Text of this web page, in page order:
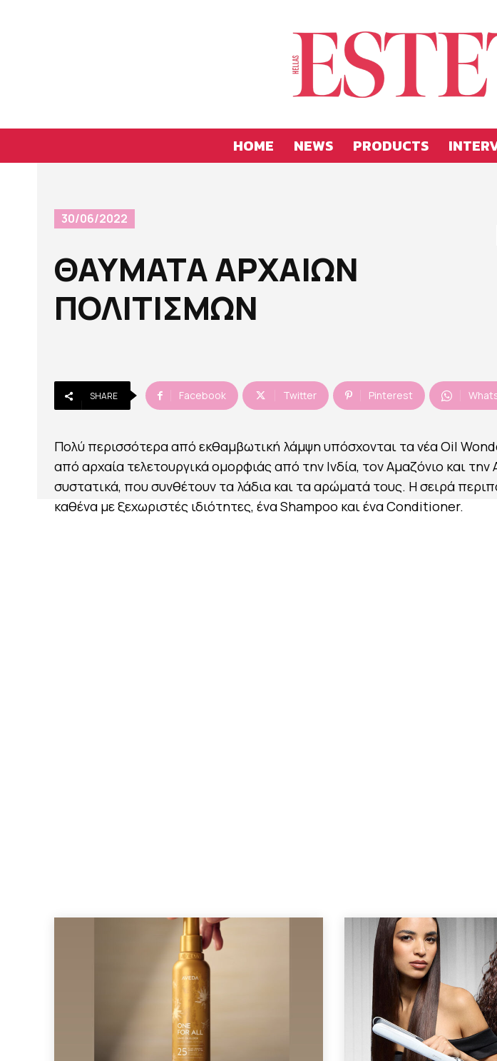
HOME NEWS PRODUCTS
30/06/2022
ΘΑΥΜΑΤΑ ΑΡΧΑΙΩΝ
ΠΟΛΙΤΙΣΜΩΝ
SHARE Facebook Twitter Pinterest
Πολύ περισσότερα από εκθαμβωτική λάμψη υπόσχονται τα νέα Oil
από αρχαία τελετουργικά ομορφιάς από την Ινδία, τον Αμαζόνιο και την
συστατικά, που συνθέτουν τα λάδια και τα αρώματά τους. Η σειρά
καθένα με ξεχωριστές ιδιότητες, ένα Shampoo και ένα Conditioner.